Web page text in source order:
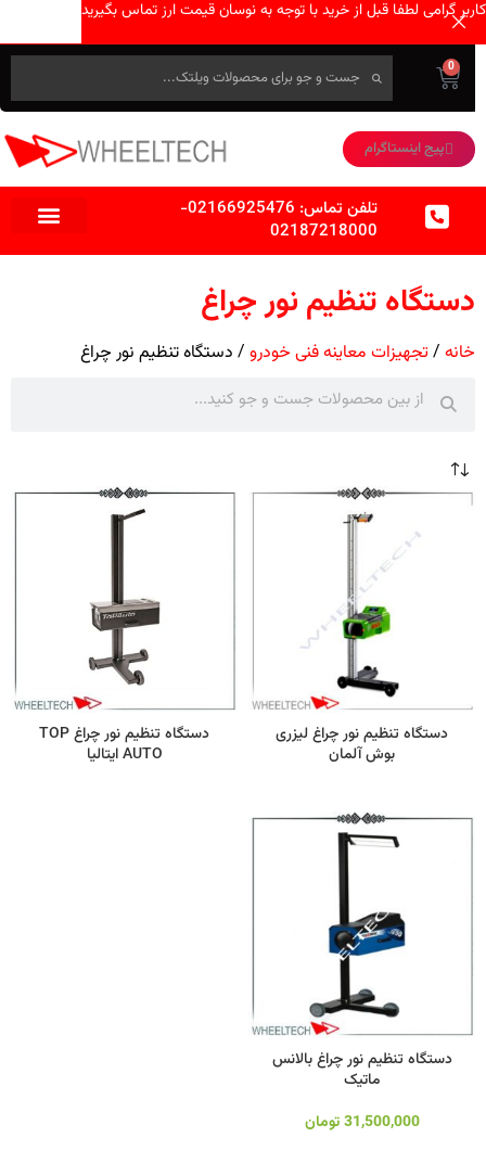
0
پیج اینستاگرام
تلفن تماس: 02166925476
-
02187218000
دستگاه تنظیم نور چراغ
خانه تجهیزات معاینه فنی خودرو دستگاه تنظیم نور چراغ
دستگاه تنظیم نور چراغ لیزری
بوش آلمان
دستگاه تنظیم نور چراغ TOP
AUTO ایتالیا
دستگاه تنظیم نور چراغ بالانس
ماتیک
31,500,000 تومان
کاربر گرامی لطفا قبل از خرید با توجه به نوسان قیمت ارز تماس بگیرید